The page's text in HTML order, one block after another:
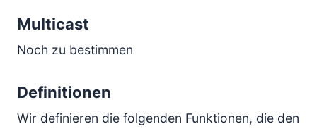
Multicast
Noch zu bestimmen
Definitionen
Wir definieren die folgenden Funktionen, die den